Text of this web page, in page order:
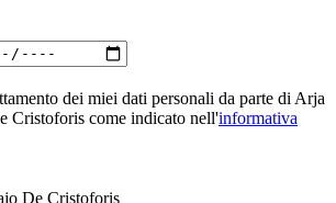
dei miei dati personali da parte di Arja
Cristoforis come indicato nell'informativa
De Cristoforis